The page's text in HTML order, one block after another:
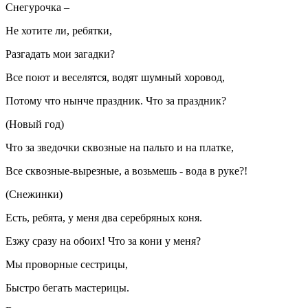
Снегурочка –
Не хотите ли, ребятки,
Разгадать мои загадки?
Все поют и веселятся, водят шумный хоровод,
Потому что нынче праздник. Что за праздник?
(Новый год)
Что за зведочки сквозные на пальто и на платке,
Все сквозные-вырезные, а возьмешь - вода в руке?!
(Снежинки)
Есть, ребята, у меня два серебряных коня.
Езжу сразу на обоих! Что за кони у меня?
Мы проворные сестрицы,
Быстро бегать мастерицы.